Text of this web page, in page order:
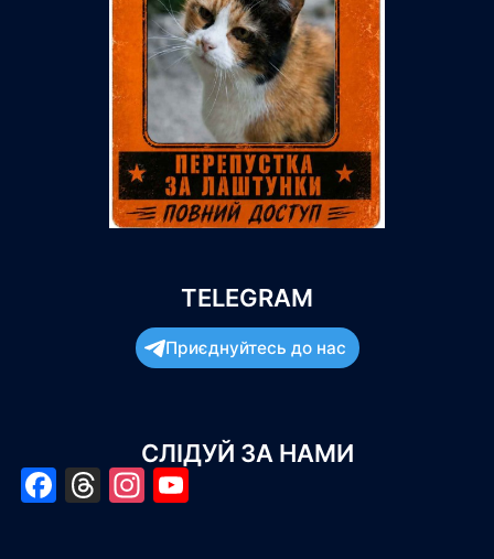
TELEGRAM
Приєднуйтесь до нас
СЛІДУЙ ЗА НАМИ
Facebook
Threads
Instagram